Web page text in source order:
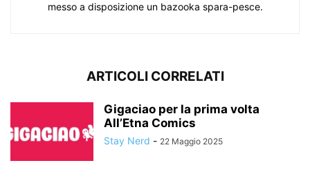
messo a disposizione un bazooka spara-pesce.
ARTICOLI CORRELATI
Gigaciao per la prima volta
All’Etna Comics
Stay Nerd - 22 Maggio 2025